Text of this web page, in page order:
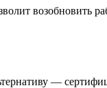
возобновить
—